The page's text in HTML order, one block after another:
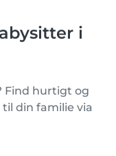
i
Find hurtigt og
din familie via